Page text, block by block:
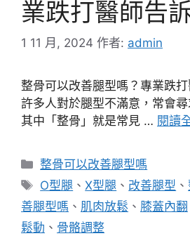
業跌打醫師告
1 11 月, 2024 作者: admin
整骨可以改善腿型嗎？專業跌打
許多人對於腿型不滿意，常會尋
其中「整骨」就是常見 … 閱讀
分
類
整骨可以改善腿型嗎
標
籤
O型腿 、X型腿 、 改善腿型 、
善腿型嗎 、 肌肉放鬆 、 膝蓋內翻
鬆動 、 骨骼調整